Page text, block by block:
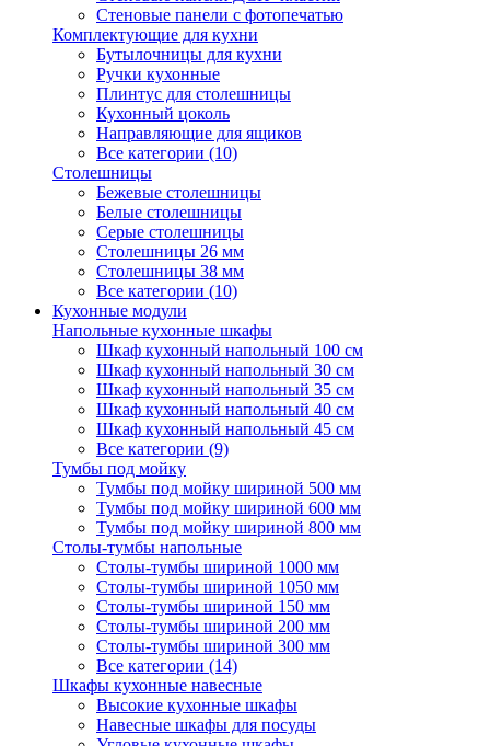
Стеновые панели с фотопечатью
Комплектующие для кухни
Бутылочницы для кухни
Ручки кухонные
Плинтус для столешницы
Кухонный цоколь
Направляющие для ящиков
Все категории (10)
Столешницы
Бежевые столешницы
Белые столешницы
Серые столешницы
Столешницы 26 мм
Столешницы 38 мм
Все категории (10)
Кухонные модули
Напольные кухонные шкафы
Шкаф кухонный напольный 100 см
Шкаф кухонный напольный 30 см
Шкаф кухонный напольный 35 см
Шкаф кухонный напольный 40 см
Шкаф кухонный напольный 45 см
Все категории (9)
Тумбы под мойку
Тумбы под мойку шириной 500 мм
Тумбы под мойку шириной 600 мм
Тумбы под мойку шириной 800 мм
Столы-тумбы напольные
Столы-тумбы шириной 1000 мм
Столы-тумбы шириной 1050 мм
Столы-тумбы шириной 150 мм
Столы-тумбы шириной 200 мм
Столы-тумбы шириной 300 мм
Все категории (14)
Шкафы кухонные навесные
Высокие кухонные шкафы
Навесные шкафы для посуды